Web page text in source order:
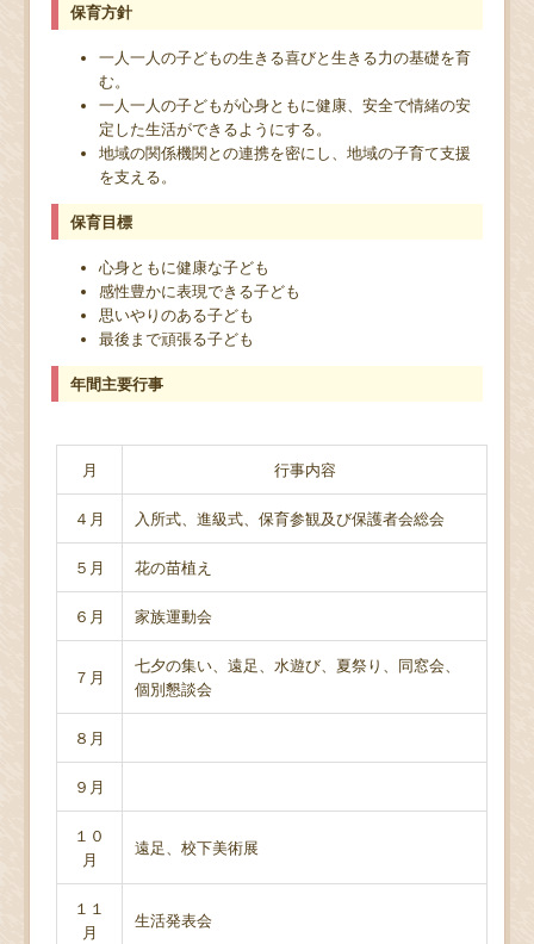
保育方針
一人一人の子どもの生きる喜びと生きる力の基礎を育
む。
一人一人の子どもが心身ともに健康、安全で情緒の安
定した生活ができるようにする。
地域の関係機関との連携を密にし、地域の子育て支援
を支える。
保育目標
心身ともに健康な子ども
感性豊かに表現できる子ども
思いやりのある子ども
最後まで頑張る子ども
年間主要行事
月 行事内容
４月 入所式、進級式、保育参観及び保護者会総会
５月 花の苗植え
６月 家族運動会
７月
七夕の集い、遠足、水遊び、夏祭り、同窓会、
個別懇談会
８月
９月
１０
月
遠足、校下美術展
１１
月
生活発表会